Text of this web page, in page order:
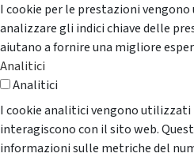
I cookie per le prestazioni
analizzare gli indici chiave delle
aiutano a fornire una migliore
Analitici
Analitici
I cookie analitici vengono
interagiscono con il sito web.
informazioni sulle metriche del